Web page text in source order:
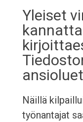
Yleiset
Näillä
työnantajat